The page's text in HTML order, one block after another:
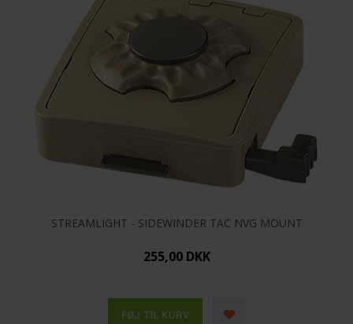
STREAMLIGHT - SIDEWINDER TAC NVG MOUNT
255,00 DKK